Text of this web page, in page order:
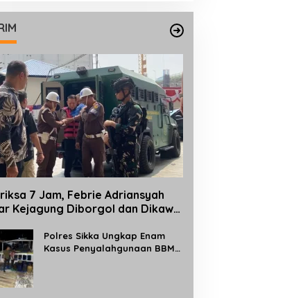
7 Jam, Febrie Adriansyah
Kejagung Diborgol dan Dikawal
Polres Sikka Ungkap Enam
Kasus Penyalahgunaan BBM